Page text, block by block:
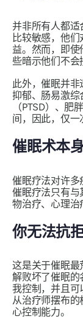
并非所有人都适
比较敏感，他
益。然而，即
些暗示他们不会
此外，催眠并
抑郁、肠易激综
（PTSD）、
间，因此，仅一
催眠术本
催眠疗法对许多
催眠疗法只有与
物治疗、心理治
你无法抗
这是关于催眠最
解败坏了催眠的
我控制，并且可
从治疗师摆布
心控制能力。